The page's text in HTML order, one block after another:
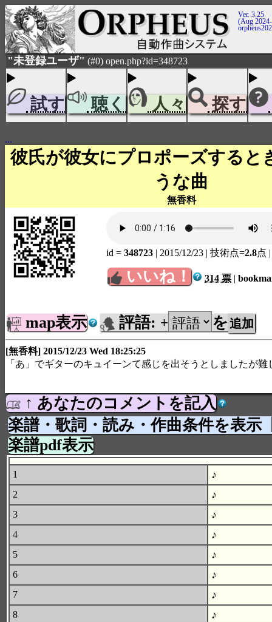
Ver. 3.25
(Aug
"未登録ユーザ" (#0) open.php?id=348723
試す 聴く 人々 探す
...
彼氏が彼女にプロポーズすると
うな曲
無香料
id = 348723 | 2015/12/23 | 技術点=2.8点
いいね！ 314 票 |
map表示 評語: + を
[無香料] 2015/12/23 Wed 18:25:25
「あ」でギターのキュイーンて感じを出そうとしましたが難
↑ あなたのコメントを記入
楽譜・歌詞・読み・作曲条件を表示
楽譜pdf表示
1 ♪
2 ♪
3 ♪
4 ♪
5 ♪
6 ♪
7 ♪
8 ♪